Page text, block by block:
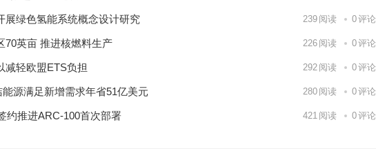
展绿色氢能系统概念设计研究 239 阅读 0评论
70英亩 推进核燃料生产 226 阅读 0评论
减轻欧盟ETS负担 292 阅读 0评论
源满足新增需求年省51亿美元 280 阅读 0评论
约推进ARC-100首次部署 421 阅读 0评论
7月9日 上海合作组织国家绿色发展论坛开幕
式现场